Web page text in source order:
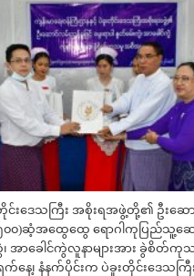
င်းဒေသကြီး အစိုးရအဖွဲ့တို့၏ ဦးဆေ
(၅၀၀)ဆံ့အထွေထွေ ရောဂါကုပြည်သူ့ဆ
၊ အာခေါင်ကွဲလူနာများအား ခွဲစိတ်ကု
နေ့၊ နံနက်ပိုင်းက ပဲခူးတိုင်းဒေသကြီး